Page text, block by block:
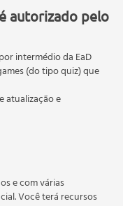
Hemoperitônio
autorizado pelo
intermédio da EaD
(do tipo quiz) que
atualização e
ao
de
nacional de
de graduação e
são
e com várias
Você terá recursos